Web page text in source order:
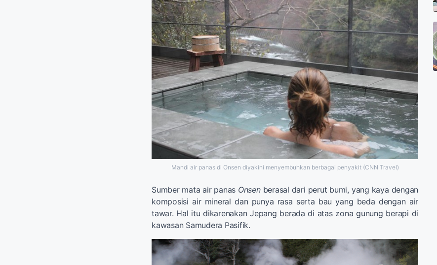
Mandi air panas di Onsen diyakini menyembuhkan berbagai penyakit (CNN Travel)
Sumber mata air panas Onsenberasal dari perut bumi, yang kaya dengan
komposisi air mineral dan punya rasa serta bau yang beda dengan air
tawar. Hal itu dikarenakan Jepang berada di atas zona gunung berapi di
kawasan Samudera Pasifik.